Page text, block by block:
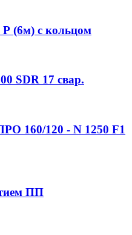
(6м) с кольцом
SDR 17 свар.
160/120 - N 1250 F1
ПП